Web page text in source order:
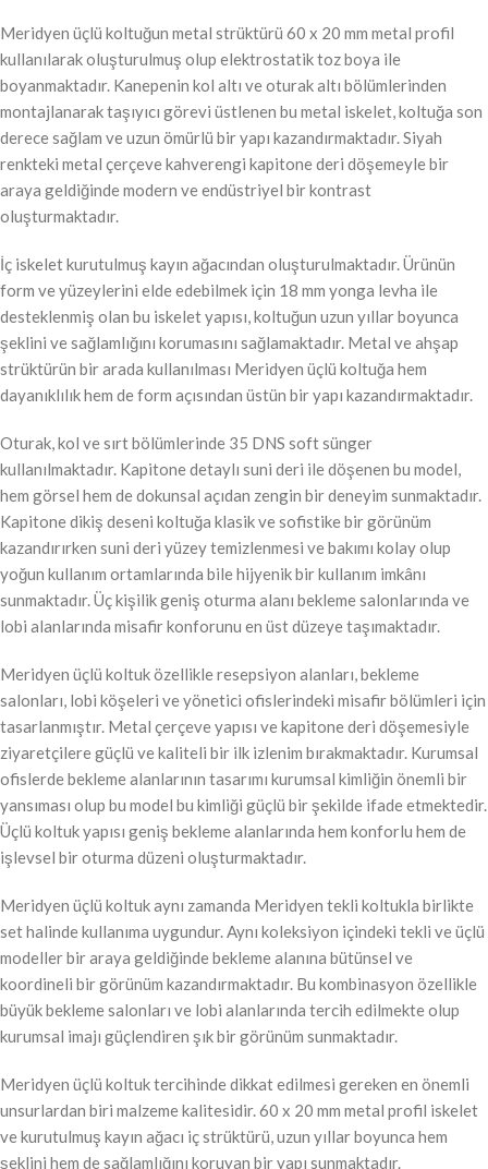
Meridyen üçlü koltuğun metal strüktürü 60 x 20 mm metal profil
kullanılarak oluşturulmuş olup elektrostatik toz boya ile
boyanmaktadır. Kanepenin kol altı ve oturak altı bölümlerinden
montajlanarak taşıyıcı görevi üstlenen bu metal iskelet, koltuğa son
derece sağlam ve uzun ömürlü bir yapı kazandırmaktadır. Siyah
renkteki metal çerçeve kahverengi kapitone deri döşemeyle bir
araya geldiğinde modern ve endüstriyel bir kontrast
oluşturmaktadır.
İç iskelet kurutulmuş kayın ağacından oluşturulmaktadır. Ürünün
form ve yüzeylerini elde edebilmek için 18 mm yonga levha ile
desteklenmiş olan bu iskelet yapısı, koltuğun uzun yıllar boyunca
şeklini ve sağlamlığını korumasını sağlamaktadır. Metal ve ahşap
strüktürün bir arada kullanılması Meridyen üçlü koltuğa hem
dayanıklılık hem de form açısından üstün bir yapı kazandırmaktadır.
Oturak, kol ve sırt bölümlerinde 35 DNS soft sünger
kullanılmaktadır. Kapitone detaylı suni deri ile döşenen bu model,
hem görsel hem de dokunsal açıdan zengin bir deneyim sunmaktadır.
Kapitone dikiş deseni koltuğa klasik ve sofistike bir görünüm
kazandırırken suni deri yüzey temizlenmesi ve bakımı kolay olup
yoğun kullanım ortamlarında bile hijyenik bir kullanım imkânı
sunmaktadır. Üç kişilik geniş oturma alanı bekleme salonlarında ve
lobi alanlarında misafir konforunu en üst düzeye taşımaktadır.
Meridyen üçlü koltuk özellikle resepsiyon alanları, bekleme
salonları, lobi köşeleri ve yönetici ofislerindeki misafir bölümleri için
tasarlanmıştır. Metal çerçeve yapısı ve kapitone deri döşemesiyle
ziyaretçilere güçlü ve kaliteli bir ilk izlenim bırakmaktadır. Kurumsal
ofislerde bekleme alanlarının tasarımı kurumsal kimliğin önemli bir
yansıması olup bu model bu kimliği güçlü bir şekilde ifade etmektedir.
Üçlü koltuk yapısı geniş bekleme alanlarında hem konforlu hem de
işlevsel bir oturma düzeni oluşturmaktadır.
Meridyen üçlü koltuk aynı zamanda Meridyen tekli koltukla birlikte
set halinde kullanıma uygundur. Aynı koleksiyon içindeki tekli ve üçlü
modeller bir araya geldiğinde bekleme alanına bütünsel ve
koordineli bir görünüm kazandırmaktadır. Bu kombinasyon özellikle
büyük bekleme salonları ve lobi alanlarında tercih edilmekte olup
kurumsal imajı güçlendiren şık bir görünüm sunmaktadır.
Meridyen üçlü koltuk tercihinde dikkat edilmesi gereken en önemli
unsurlardan biri malzeme kalitesidir. 60 x 20 mm metal profil iskelet
ve kurutulmuş kayın ağacı iç strüktürü, uzun yıllar boyunca hem
şeklini hem de sağlamlığını koruyan bir yapı sunmaktadır.